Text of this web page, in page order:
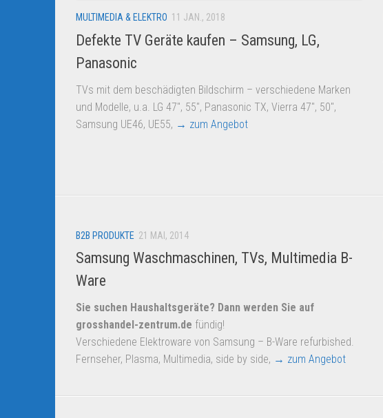
MULTIMEDIA & ELEKTRO 11 JAN., 2018
Defekte TV Geräte kaufen – Samsung, LG,
Panasonic
TVs mit dem beschädigten Bildschirm – verschiedene Marken
und Modelle, u.a. LG 47″, 55″, Panasonic TX, Vierra 47″, 50″,
Samsung UE46, UE55, → zum Angebot
B2B PRODUKTE 21 MAI, 2014
Samsung Waschmaschinen, TVs, Multimedia B-
Ware
Sie suchen Haushaltsgeräte? Dann werden Sie auf
grosshandel-zentrum.de fündig!
Verschiedene Elektroware von Samsung – B-Ware refurbished.
Fernseher, Plasma, Multimedia, side by side, → zum Angebot